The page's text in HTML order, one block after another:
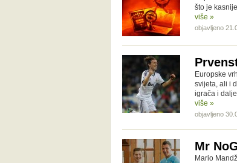
što je
više »
objavljeno
Europske
svijeta, ali i
igrača i
više »
objavljeno
Mr
Mario